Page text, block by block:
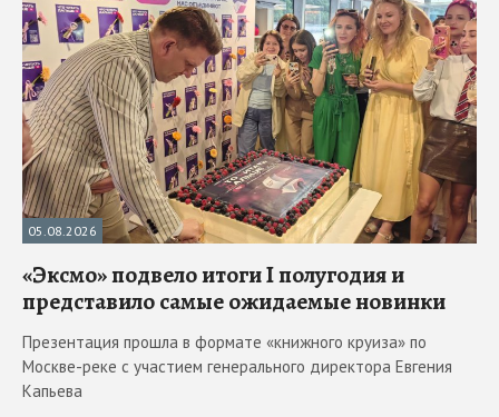
05.08.2026
«Эксмо» подвело итоги I полугодия и
представило самые ожидаемые новинки
Презентация прошла в формате «книжного круиза» по
Москве-реке с участием генерального директора Евгения
Капьева